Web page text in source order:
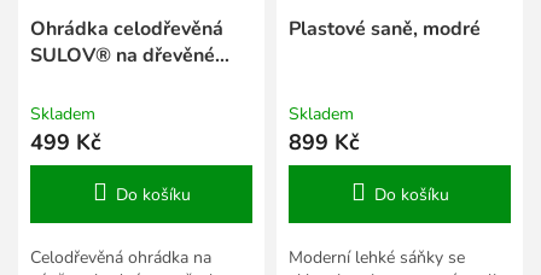
Ohrádka celodřevěná
SULOV® na dřevěné
Skladem
499 Kč
Do košíku
Celodřevěná ohrádka na
Plastové saně, modré
Skladem
899 Kč
Do košíku
Moderní lehké sáňky se